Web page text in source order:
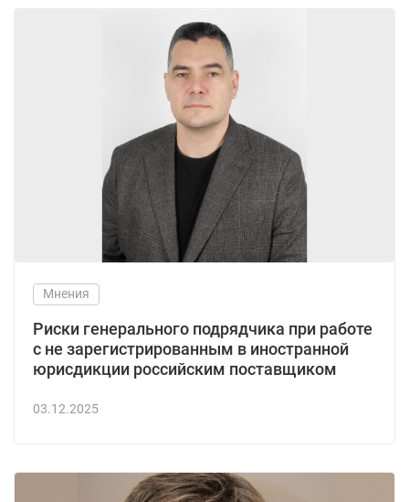
Мнения
Риски генерального подрядчика при работе
с не зарегистрированным в иностранной
юрисдикции российским поставщиком
03.12.2025